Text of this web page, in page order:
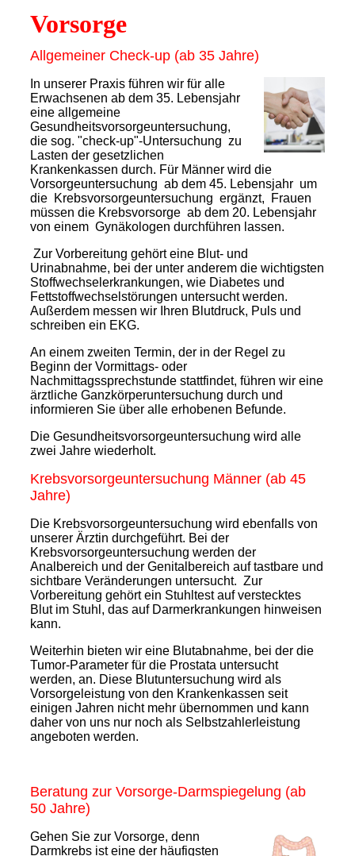
Vorsorge
Allgemeiner Check-up (ab 35 Jahre)
In unserer Praxis führen wir für alle
Erwachsenen ab dem 35. Lebensjahr
eine allgemeine
Gesundheitsvorsorgeuntersuchung,
die sog. "check-up"-Untersuchung zu
Lasten der gesetzlichen
Krankenkassen durch. Für Männer wird die
Vorsorgeuntersuchung ab dem 45. Lebensjahr um
die Krebsvorsorgeuntersuchung ergänzt, Frauen
müssen die Krebsvorsorge ab dem 20. Lebensjahr
von einem Gynäkologen durchführen lassen.
Zur Vorbereitung gehört eine Blut- und
Urinabnahme, bei der unter anderem die wichtigsten
Stoffwechselerkrankungen, wie Diabetes und
Fettstoffwechselstörungen untersucht werden.
Außerdem messen wir Ihren Blutdruck, Puls und
schreiben ein EKG.
An einem zweiten Termin, der in der Regel zu
Beginn der Vormittags- oder
Nachmittagssprechstunde stattfindet, führen wir eine
ärztliche Ganzkörperuntersuchung durch und
informieren Sie über alle erhobenen Befunde.
Die Gesundheitsvorsorgeuntersuchung wird alle
zwei Jahre wiederholt.
Krebsvorsorgeuntersuchung Männer (ab 45
Jahre)
Die Krebsvorsorgeuntersuchung wird ebenfalls von
unserer Ärztin durchgeführt. Bei der
Krebsvorsorgeuntersuchung werden der
Analbereich und der Genitalbereich auf tastbare und
sichtbare Veränderungen untersucht. Zur
Vorbereitung gehört ein Stuhltest auf verstecktes
Blut im Stuhl, das auf Darmerkrankungen hinweisen
kann.
Weiterhin bieten wir eine Blutabnahme, bei der die
Tumor-Parameter für die Prostata untersucht
werden, an. Diese Blutuntersuchung wird als
Vorsorgeleistung von den Krankenkassen seit
einigen Jahren nicht mehr übernommen und kann
daher von uns nur noch als Selbstzahlerleistung
angeboten werden.
Beratung zur Vorsorge-Darmspiegelung (ab
50 Jahre)
Gehen Sie zur Vorsorge, denn
Darmkrebs ist eine der häufigsten